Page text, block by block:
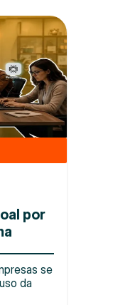
por
se
da